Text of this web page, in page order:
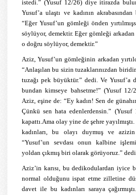
istedi.” (Yusuf 12/26) diye itirazda
Yusuf’a ulaştı ve kadının
“Eğer Yusuf’un gömleği önden
söylüyor, demektir. Eğer gömleği arkadan
o doğru söylüyor, demektir.”
Aziz, Yusuf’un gömleğinin arkadan
“Anlaşılan bu sizin tuzaklarınızdan
tuzağı pek büyüktür.” dedi. Ve Yusuf’a
bundan kimseye bahsetme!” (Yusuf
Aziz, eşine de: “Ey kadın! Sen de
Çünkü sen hata edenlerdensin.”
kapattı.Ama olay yine de şehre
kadınları, bu olayı duymuş ve azizin
“Yusuf’un sevdası onun kalbine
yoldan çıkmış biri olarak görüyoruz.”
Aziz’in karısı, bu dedikodulardan iyice
normal olduğunu ispat etme zilletine
davet ile bu kadınları saraya